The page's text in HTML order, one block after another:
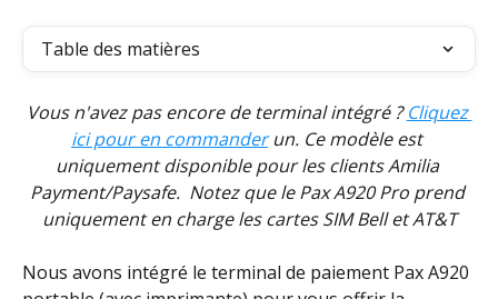
Table des matières
Vous n'avez pas encore de terminal intégré ? Cliquez
ici pour en commander un. Ce modèle est
uniquement disponible pour les clients Amilia
Payment/Paysafe.  Notez que le Pax A920 Pro prend
uniquement en charge les cartes SIM Bell et AT&T
Nous avons intégré le terminal de paiement Pax A920